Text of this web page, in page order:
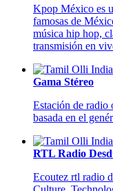
Kpop México es
famosas de
música hip hop,
transmisión en
Gama Stéreo
Estación de radio
basada en el
RTL Radio
Ecoutez rtl radio